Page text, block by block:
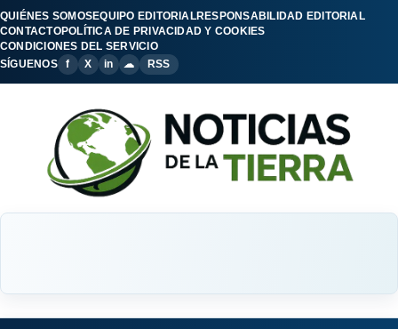
QUIÉNES SOMOSEQUIPO EDITORIALRESPONSABILIDAD EDITORIAL
CONTACTOPOLÍTICA DE PRIVACIDAD Y COOKIES
CONDICIONES DEL SERVICIO
SÍGUENOS
f X in ☁ RSS